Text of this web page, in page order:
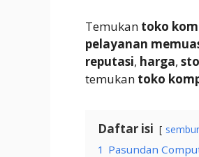
Temukan toko
pelayanan
reputasi, harga,
temukan toko
Daftar isi
1 Pasundan